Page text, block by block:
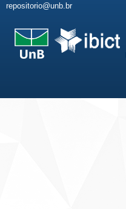
repositorio@unb.br